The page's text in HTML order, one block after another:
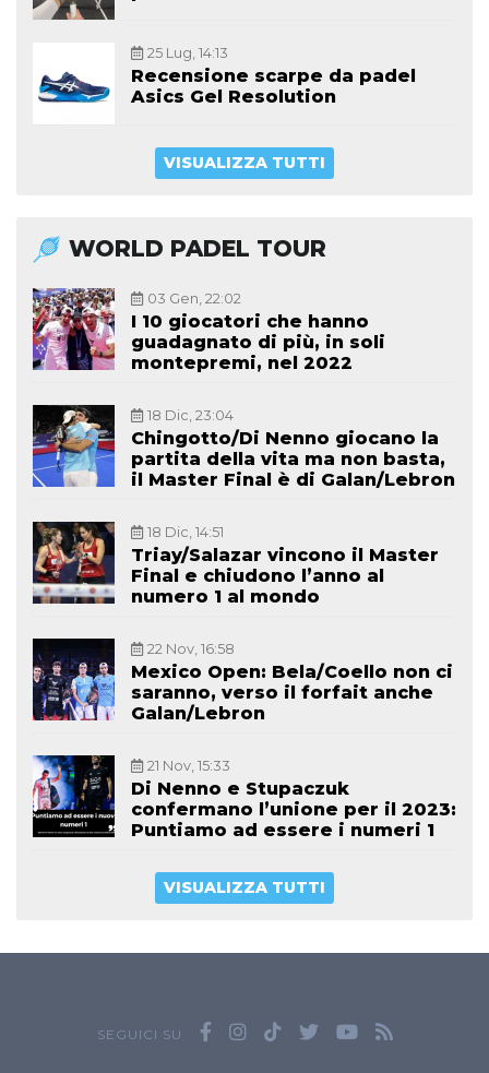
25 Lug, 14:13
Recensione scarpe da padel
Asics Gel Resolution
VISUALIZZA TUTTI
WORLD PADEL TOUR
03 Gen, 22:02
I 10 giocatori che hanno
guadagnato di più, in soli
montepremi, nel 2022
18 Dic, 23:04
Chingotto/Di Nenno giocano la
partita della vita ma non basta,
il Master Final è di Galan/Lebron
18 Dic, 14:51
Triay/Salazar vincono il Master
Final e chiudono l’anno al
numero 1 al mondo
22 Nov, 16:58
Mexico Open: Bela/Coello non ci
saranno, verso il forfait anche
Galan/Lebron
21 Nov, 15:33
Di Nenno e Stupaczuk
confermano l’unione per il 2023:
Puntiamo ad essere i numeri 1
VISUALIZZA TUTTI
SEGUICI SU